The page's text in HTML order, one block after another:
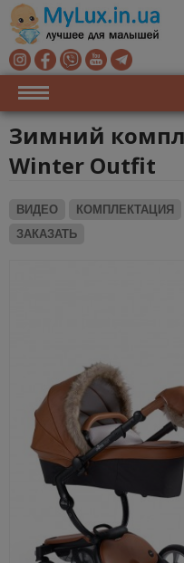
Зимний
Winter Outfit
ВИДЕО КОМПЛЕКТАЦИЯ
ЗАКАЗАТЬ